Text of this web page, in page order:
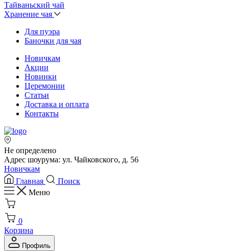
Тайваньский чай
Хранение чая
Для пуэра
Баночки для чая
Новичкам
Акции
Новинки
Церемонии
Статьи
Доставка и оплата
Контакты
Не определено
Адрес шоурума: ул. Чайковского, д. 56
Новичкам
Главная
Поиск
Меню
0
Корзина
Профиль